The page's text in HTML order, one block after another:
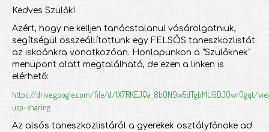
Kedves Szülők!
Azért, hogy ne kelljen tanácstalanul vásárolgatniuk,
segítségül összeállítottunk egy FELSŐS taneszközlistát
az iskoánkra vonatkozóan. Honlapunkon a "Szülőknek"
menüpont alatt megtalálható, de ezen a linken is
elérhető:
https://drive.google.com/file/d/1X7RKEJQa_8bON9w5dTgbMU6DJOwrQgqt/
usp=sharing
Az alsós taneszközlistáról a gyerekek osztályfőnöke ad